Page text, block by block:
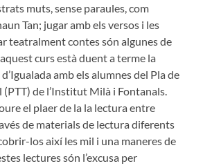
muts, sense paraules, com
Tan; jugar amb els versos i les
teatralment contes són algunes de
curs està duent a terme la
amb els alumnes del Pla de
(PTT) de l’Institut Milà i Fontanals.
el plaer de la la lectura entre
de materials de lectura diferents
los així les mil i una maneres de
lectures són l’excusa per